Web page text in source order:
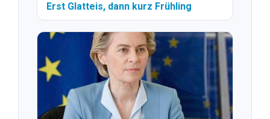
Erst Glatteis, dann kurz Frühling